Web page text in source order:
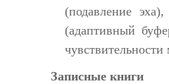
(подавление
(адаптивный
Записные книги